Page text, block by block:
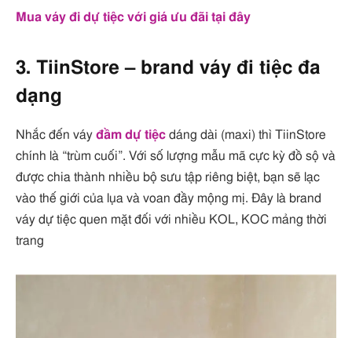
Mua váy đi dự tiệc với giá ưu đãi tại đây
3. TiinStore – brand váy đi tiệc đa
dạng
Nhắc đến váy đầm dự tiệc dáng dài (maxi) thì TiinStore
chính là “trùm cuối”. Với số lượng mẫu mã cực kỳ đồ sộ và
được chia thành nhiều bộ sưu tập riêng biệt, bạn sẽ lạc
vào thế giới của lụa và voan đầy mộng mị. Đây là brand
váy dự tiệc quen mặt đối với nhiều KOL, KOC mảng thời
trang